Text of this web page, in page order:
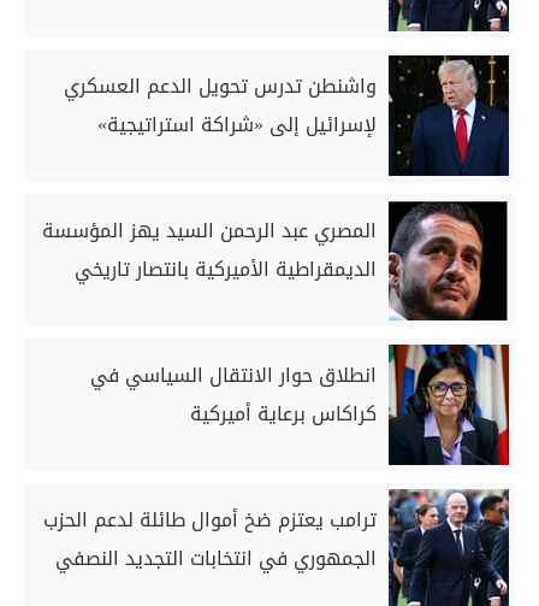
واشنطن تدرس تحويل الدعم العسكري
لإسرائيل إلى «شراكة استراتيجية»
المصري عبد الرحمن السيد يهز المؤسسة
الديمقراطية الأميركية بانتصار تاريخي
انطلاق حوار الانتقال السياسي في
كراكاس برعاية أميركية
ترامب يعتزم ضخ أموال طائلة لدعم الحزب
الجمهوري في انتخابات التجديد النصفي